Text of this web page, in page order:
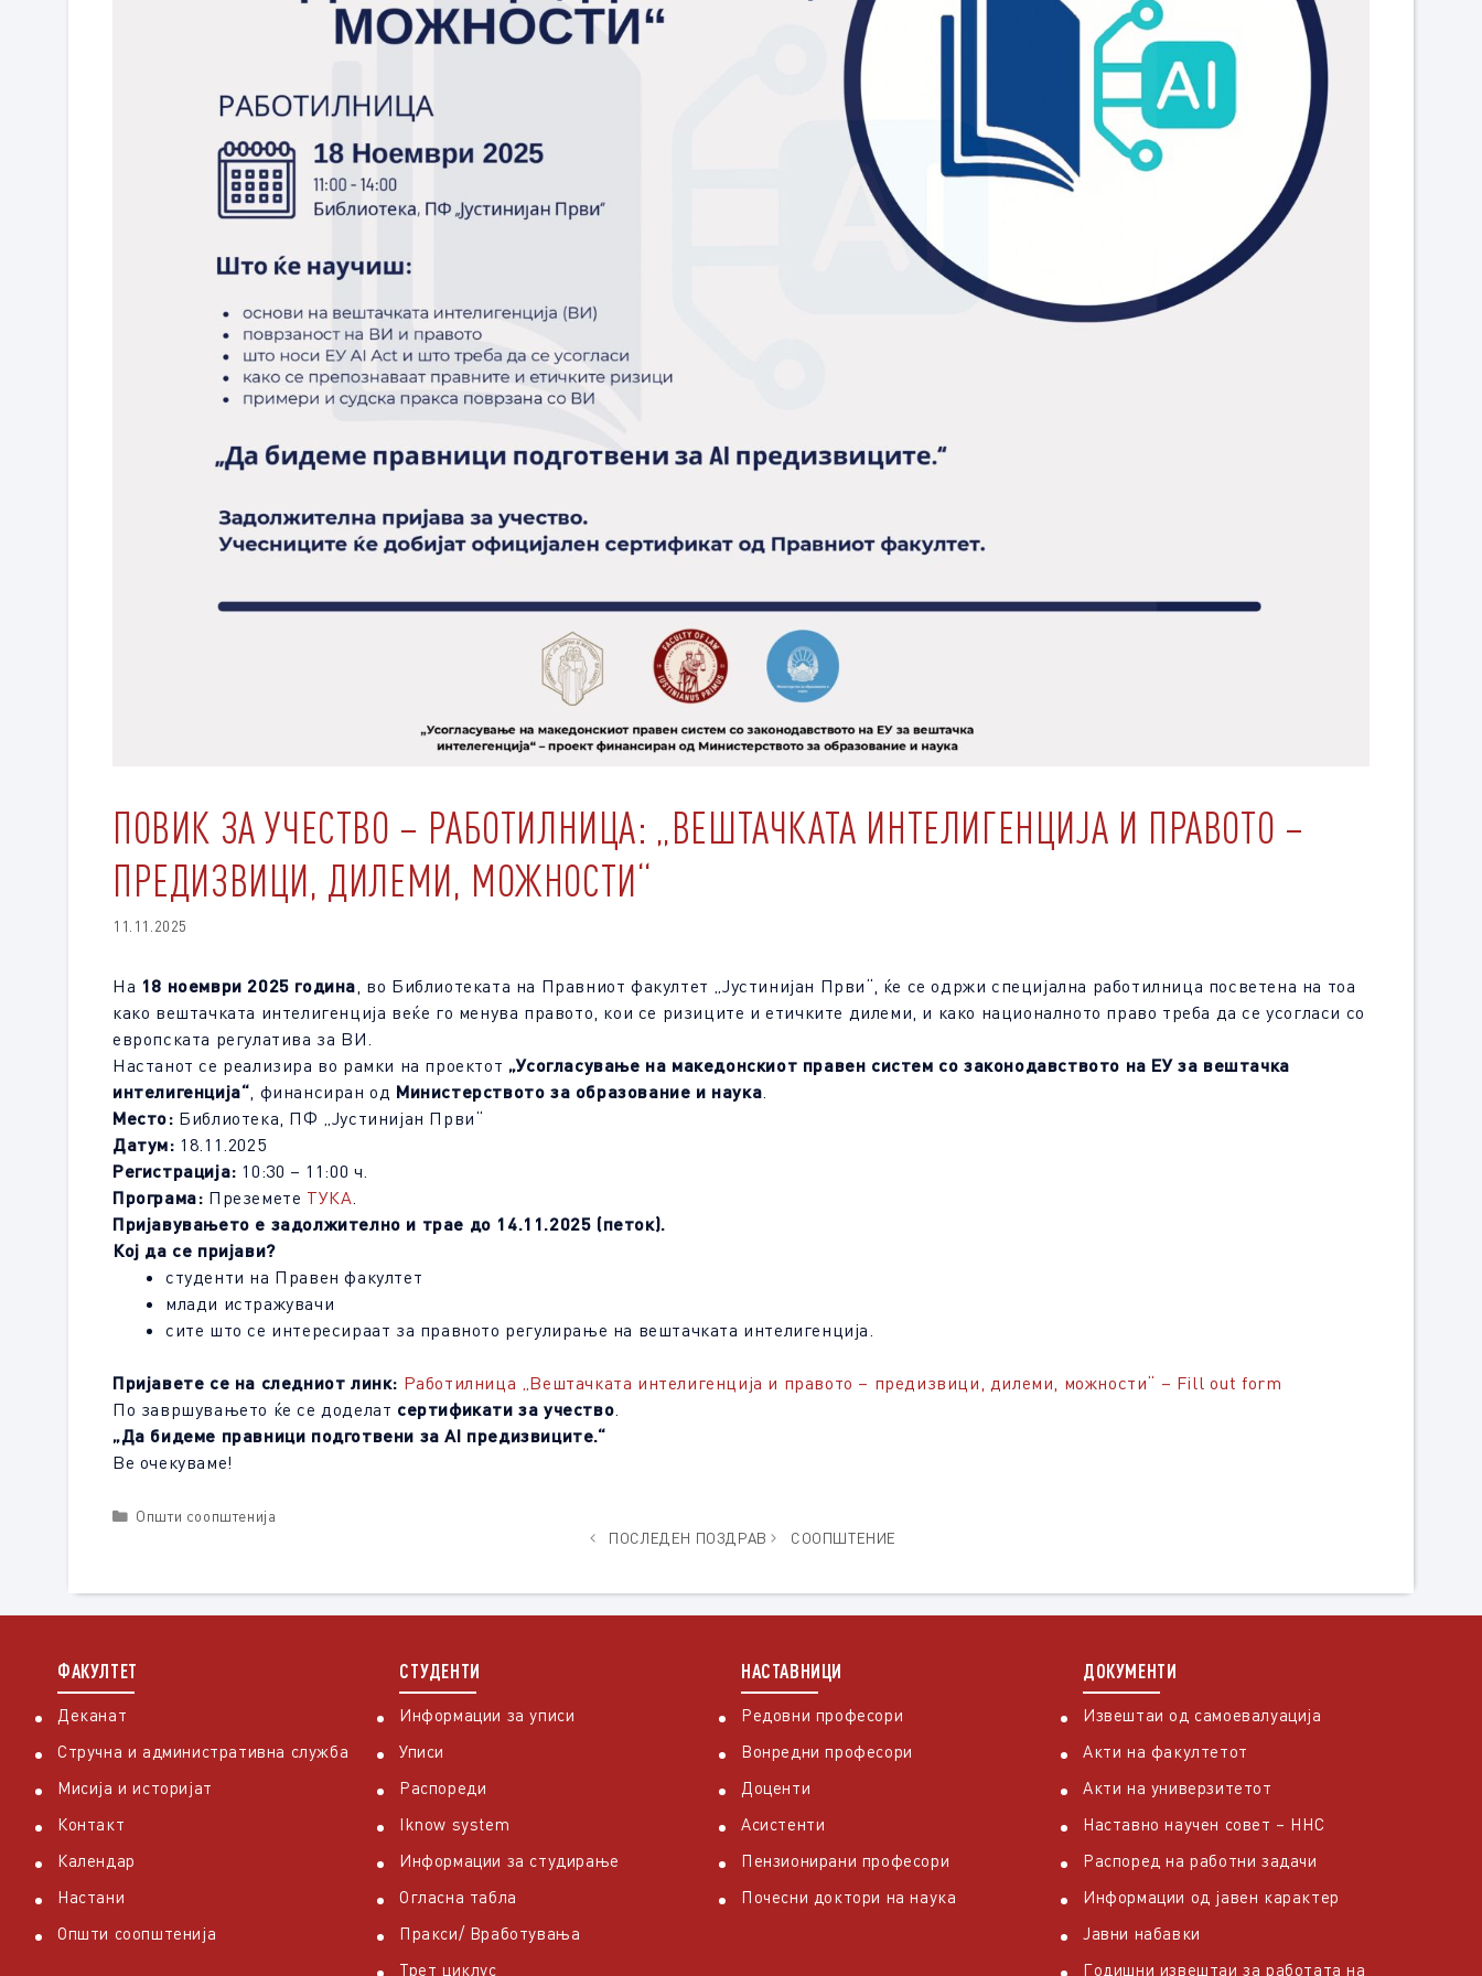
ПОВИК ЗА УЧЕСТВО – РАБОТИЛНИЦА: „ВЕШТАЧКАТА ИНТЕЛИГЕНЦИЈА И ПРАВОТО –
ПРЕДИЗВИЦИ, ДИЛЕМИ, МОЖНОСТИ“
11.11.2025
На 18 ноември 2025 година, во Библиотеката на Правниот факултет „Јустинијан Први“, ќе се одржи специјална работилница посветена на тоа
како вештачката интелигенција веќе го менува правото, кои се ризиците и етичките дилеми, и како националното право треба да се усогласи со
европската регулатива за ВИ.
Настанот се реализира во рамки на проектот „Усогласување на македонскиот правен систем со законодавството на ЕУ за вештачка
интелигенција“, финансиран од Министерството за образование и наука.
Место: Библиотека, ПФ „Јустинијан Први“
Датум: 18.11.2025
Регистрација: 10:30 – 11:00 ч.
Програма: Преземете ТУКА.
Пријавувањето е задолжително и трае до 14.11.2025 (петок).
Кој да се пријави?
студенти на Правен факултет
млади истражувачи
сите што се интересираат за правното регулирање на вештачката интелигенција.
Пријавете се на следниот линк: Работилница „Вештачката интелигенција и правото – предизвици, дилеми, можности“ – Fill out form
По завршувањето ќе се доделат сертификати за учество.
„Да бидеме правници подготвени за AI предизвиците.“
Ве очекуваме!
Categories
Општи соопштенија
ПОСЛЕДЕН ПОЗДРАВ
СООПШТЕНИЕ
ФАКУЛТЕТ
Деканат
Стручна и административна служба
Мисија и историјат
Контакт
Календар
Настани
Општи соопштенија
СТУДЕНТИ
Информации за уписи
Уписи
Распореди
Iknow system
Информации за студирање
Огласна табла
Пракси/ Вработувања
Трет циклус
НАСТАВНИЦИ
Редовни професори
Вонредни професори
Доценти
Асистенти
Пензионирани професори
Почесни доктори на наука
ДОКУМЕНТИ
Извештаи од самоевалуација
Акти на факултетот
Акти на универзитетот
Наставно научен совет – ННС
Распоред на работни задачи
Информации од јавен карактер
Јавни набавки
Годишни извештаи за работата на